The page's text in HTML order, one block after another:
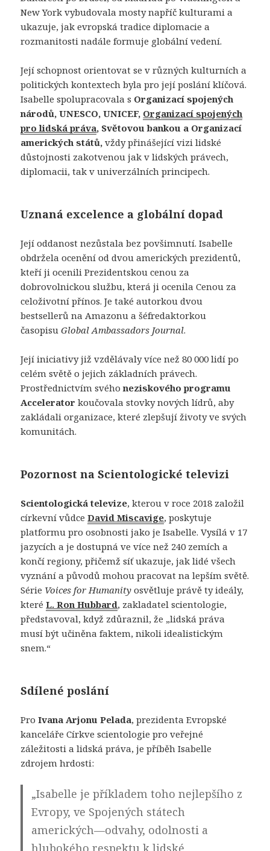
New York vybudovala mosty napříč kulturami a
ukazuje, jak evropská tradice diplomacie a
rozmanitosti nadále formuje globální vedení.
Její schopnost orientovat se v různých kulturních a
politických kontextech byla pro její poslání klíčová.
Isabelle spolupracovala s Organizací spojených
národů, UNESCO, UNICEF, Organizací spojených
pro lidská práva, Světovou bankou a Organizací
amerických států, vždy přinášející vizi lidské
důstojnosti zakotvenou jak v lidských právech,
diplomacii, tak v univerzálních principech.
Uznaná excelence a globální dopad
Její oddanost nezůstala bez povšimnutí. Isabelle
obdržela ocenění od dvou amerických prezidentů,
kteří ji ocenili Prezidentskou cenou za
dobrovolnickou službu, která ji ocenila Cenou za
celoživotní přínos. Je také autorkou dvou
bestsellerů na Amazonu a šéfredaktorkou
časopisuGlobal Ambassadors Journal.
Její iniciativy již vzdělávaly více než 80 000 lidí po
celém světě o jejich základních právech.
Prostřednictvím svéhoneziskového programu
Accelerator koučovala stovky nových lídrů, aby
zakládali organizace, které zlepšují životy ve svých
komunitách.
Pozornost na Scientologické televizi
Scientologická televize, kterou v roce 2018 založil
církevní vůdceDavid Miscavige, poskytuje
platformu pro osobnosti jako je Isabelle. Vysílá v 17
jazycích a je dostupná ve více než 240 zemích a
končí regiony, přičemž síť ukazuje, jak lidé všech
vyznání a původů mohou pracovat na lepším světě.
Série Voices for Humanity osvětluje právě ty ideály,
kteréL. Ron Hubbard, zakladatel scientologie,
představoval, když zdůraznil, že „lidská práva
musí být učiněna faktem, nikoli idealistickým
snem.“
Sdílené poslání
ProIvana Arjonu Pelada, prezidenta Evropské
kanceláře Církve scientologie pro veřejné
záležitosti a lidská práva, je příběh Isabelle
zdrojem hrdosti:
„Isabelle je příkladem toho nejlepšího z
Evropy, ve Spojených státech
amerických—odvahy, odolnosti a